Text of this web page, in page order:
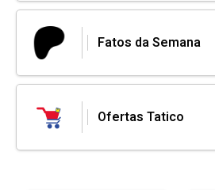
Fatos da Semana
Ofertas Tatico